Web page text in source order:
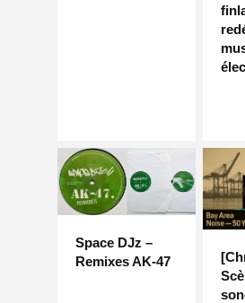
Space DJz –
Remixes AK-47